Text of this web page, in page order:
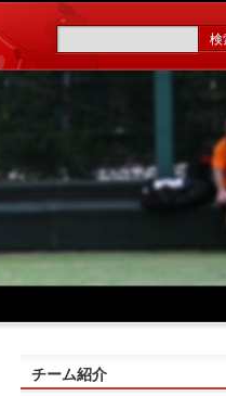
チーム紹介